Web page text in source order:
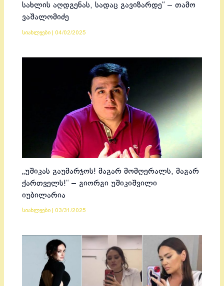
სახლის აღდგენას, სადაც გავიზარდე“ – თამო
ვაშალომიძე
სიახლეები 04/02/2025
„უშიკას გაუმარჯოს! მაგარ მომღერალს, მაგარ
ქართველს!“ – გიორგი უშიკიშვილი
იუბილარია
სიახლეები 03/31/2025